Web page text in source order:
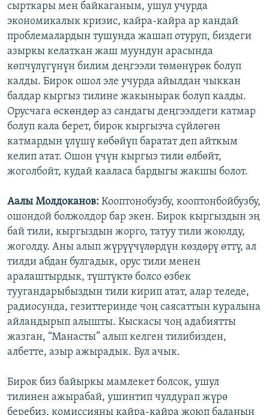
сырткары мен байкаганым, ушул учурда
экономикалык кризис, кайра-кайра ар кандай
проблемалардын тушунда жашап отуруп, биздеги
азыркы келаткан жаш муундун арасында
көпчүлүгүнүн билим деңгээли төмөнүрөк болуп
калды. Бирок ошол эле учурда айылдан чыккан
балдар кыргыз тилине жакынырак болуп калды.
Орусчага өскөндөр аз сандагы деңгээлдеги катмар
болуп кала берет, бирок кыргызча сүйлөгөн
катмардын үлүшү көбөйүп баратат деп айткым
келип атат. Ошон үчүн кыргыз тили өлбөйт,
жоголбойт, кудай кааласа бардыгы жакшы болот.
Аалы Молдоканов: Кооптонобузбу, кооптонбойбузбу,
ошондой болжолдор бар экен. Бирок кыргыздын эң
бай тили, кыргыздын жорго, татуу тили жоюлду,
жоголду. Аны алып жүрүүчүлөрдүн көздөрү өттү, ал
тилди абдан булгадык, орус тили менен
аралаштырдык, түштүктө болсо өзбек
туугандарыбыздын тили кирип атат, алар теледе,
радиосунда, гезиттеринде чоң саясаттын куралына
айландырып алышты. Кыскасы чоң адабиятты
жазган, “Манасты” алып келген тилибизден,
албетте, азыр ажырадык. Бул ачык.
Бирок биз байыркы мамлекет болсок, ушул
тилинен ажырабай, ушинтип чулдурап жүрө
беребиз, комиссияны кайра-кайра жоюп баланын